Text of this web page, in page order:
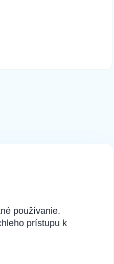
používanie.
prístupu k